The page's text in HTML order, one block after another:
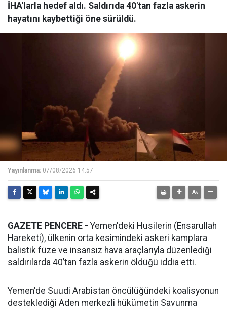
İHA'larla hedef aldı. Saldırıda 40'tan fazla askerin
hayatını kaybettiği öne sürüldü.
Yayınlanma: 07/08/2026 14:57
GAZETE PENCERE - Yemen'deki Husilerin (Ensarullah
Hareketi), ülkenin orta kesimindeki askeri kamplara
balistik füze ve insansız hava araçlarıyla düzenlediği
saldırılarda 40’tan fazla askerin öldüğü iddia etti.
Yemen'de Suudi Arabistan öncülüğündeki koalisyonun
desteklediği Aden merkezli hükümetin Savunma